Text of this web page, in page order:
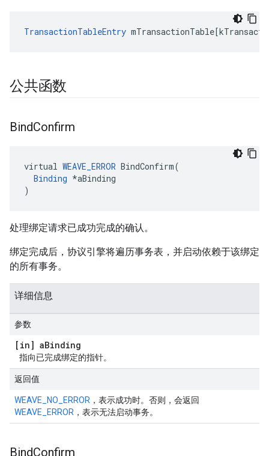
TransactionTableEntry mTransactionTable[
公共函数
BindConfirm
virtual WEAVE_ERROR BindConfirm(
Binding *aBinding
)
处理绑定请求已成功完成的确认。
绑定完成后，协议引擎将遍历事务表，并启动依赖于该绑定
的所有事务。
详细信息
参数
[in] aBinding
指向已完成绑定的指针。
返回值
WEAVE_NO_ERROR ，表示成功时。否则，会返回
WEAVE_ERROR ，表示无法启动事务。
BindConfirm